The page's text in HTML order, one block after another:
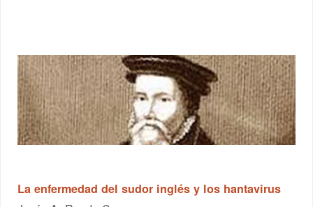
La enfermedad del sudor inglés y los hantavirus